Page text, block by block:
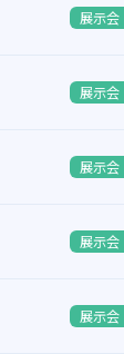
展示会
展示会
展示会
展示会
展示会